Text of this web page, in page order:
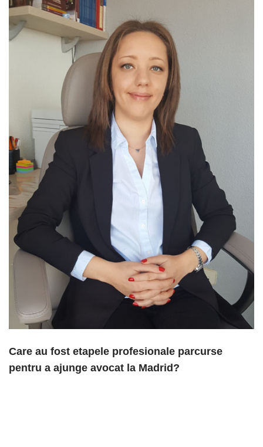
Care au fost etapele profesionale parcurse
pentru a ajunge avocat la Madrid?